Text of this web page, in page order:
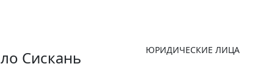
Сискань ЮРИДИЧЕСКИЕ ЛИЦА